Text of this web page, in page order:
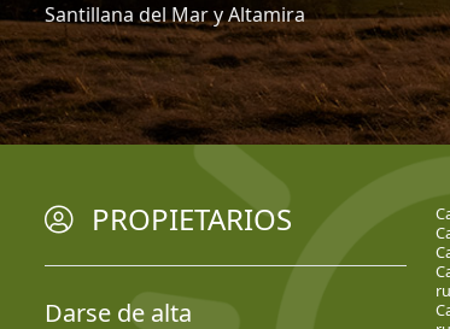
Santillana del Mar y Altamira
PROPIETARIOS
Darse de alta